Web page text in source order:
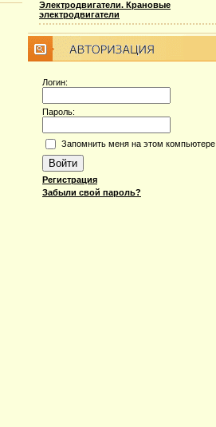
Электродвигатели. Крановые
электродвигатели
Логин:
Пароль:
Запомнить меня на этом компьютере
Регистрация
Забыли свой пароль?